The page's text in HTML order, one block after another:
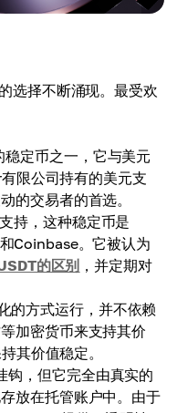
选择不断涌现。最受欢
定币之一，它与美元
限公司持有的美元支
的交易者的首选。
持，这种稳定币是
Coinbase。它被认为
的区别 ，并定期对
的方式运行，并不依赖
加密货币来支持其价
其价值稳定。
钩，但它完全由真实的
放在托管账户中。由于